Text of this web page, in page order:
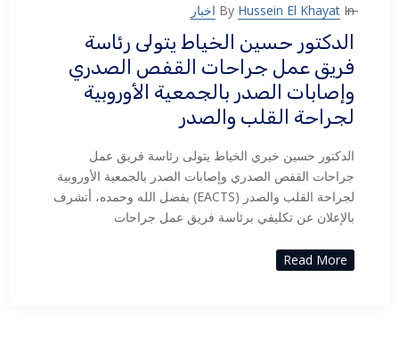
By Hussein El Khayat In اخبار
الدكتور حسين الخياط يتولى رئاسة
فريق عمل جراحات القفص الصدري
وإصابات الصدر بالجمعية الأوروبية
لجراحة القلب والصدر
الدكتور حسين خيري الخياط يتولى رئاسة فريق عمل
جراحات القفص الصدري وإصابات الصدر بالجمعية الأوروبية
لجراحة القلب والصدر (EACTS) بفضل الله وحمده، أتشرف
بالإعلان عن تكليفي برئاسة فريق عمل جراحات
Read More